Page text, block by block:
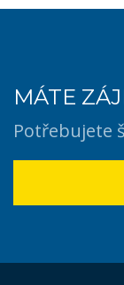
MÁTE
Potřebujete